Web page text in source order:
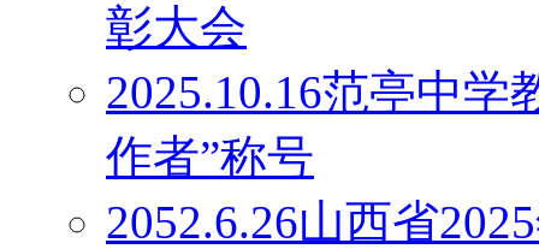
彰大会
2025.10.16范亭中
作者”称号
2052.6.26山西省